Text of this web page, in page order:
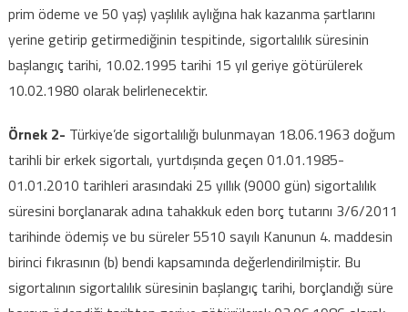
prim ödeme ve 50 yaş) yaşlılık aylığına hak kazanma şartlarını
yerine getirip getirmediğinin tespitinde, sigortalılık süresinin
başlangıç tarihi, 10.02.1995 tarihi 15 yıl geriye götürülerek
10.02.1980 olarak belirlenecektir.
Örnek 2- Türkiye’de sigortalılığı bulunmayan 18.06.1963 doğum
tarihli bir erkek sigortalı, yurtdışında geçen 01.01.1985-
01.01.2010 tarihleri arasındaki 25 yıllık (9000 gün) sigortalılık
süresini borçlanarak adına tahakkuk eden borç tutarını 3/6/2011
tarihinde ödemiş ve bu süreler 5510 sayılı Kanunun 4. maddesin
birinci fıkrasının (b) bendi kapsamında değerlendirilmiştir. Bu
sigortalının sigortalılık süresinin başlangıç tarihi, borçlandığı süre